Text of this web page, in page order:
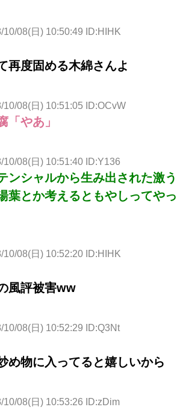
10/08(日) 10:50:49 ID:HIHK
再度固める木綿さんよ
10/08(日) 10:51:05 ID:OCvW
「やあ」
10/08(日) 10:51:40 ID:Y136
ンシャルから生み出された激う
葉とか考えるともやしってやっ
10/08(日) 10:52:20 ID:HIHK
風評被害ww
10/08(日) 10:52:29 ID:Q3Nt
め物に入ってると嬉しいから
10/08(日) 10:53:26 ID:zDim